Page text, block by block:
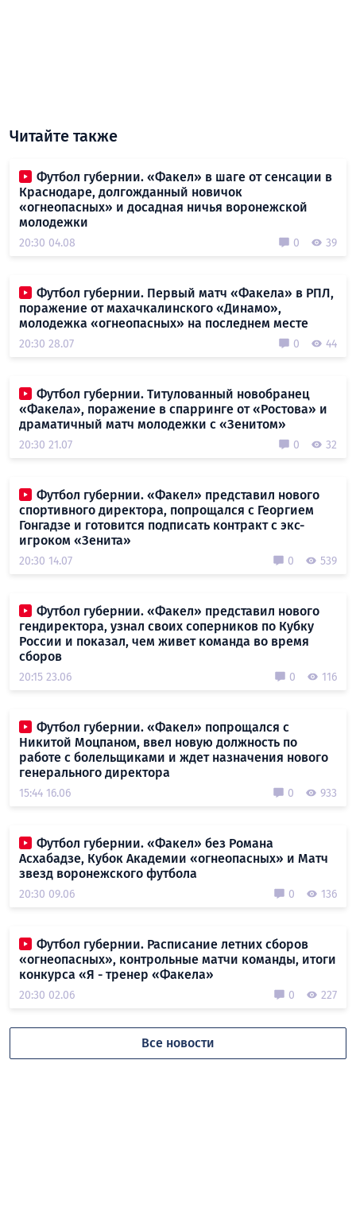
Читайте также
Футбол губернии. «Факел» в шаге от сенсации в
Краснодаре, долгожданный новичок
«огнеопасных» и досадная ничья воронежской
молодежки
20:30 04.08 0 39
Футбол губернии. Первый матч «Факела» в РПЛ,
поражение от махачкалинского «Динамо»,
молодежка «огнеопасных» на последнем месте
20:30 28.07 0 44
Футбол губернии. Титулованный новобранец
«Факела», поражение в спарринге от «Ростова» и
драматичный матч молодежки с «Зенитом»
20:30 21.07 0 32
Футбол губернии. «Факел» представил нового
спортивного директора, попрощался с Георгием
Гонгадзе и готовится подписать контракт с экс-
игроком «Зенита»
20:30 14.07 0 539
Футбол губернии. «Факел» представил нового
гендиректора, узнал своих соперников по Кубку
России и показал, чем живет команда во время
сборов
20:15 23.06 0 116
Футбол губернии. «Факел» попрощался с
Никитой Моцпаном, ввел новую должность по
работе с болельщиками и ждет назначения нового
генерального директора
15:44 16.06 0 933
Футбол губернии. «Факел» без Романа
Асхабадзе, Кубок Академии «огнеопасных» и Матч
звезд воронежского футбола
20:30 09.06 0 136
Футбол губернии. Расписание летних сборов
«огнеопасных», контрольные матчи команды, итоги
конкурса «Я - тренер «Факела»
20:30 02.06 0 227
Все новости